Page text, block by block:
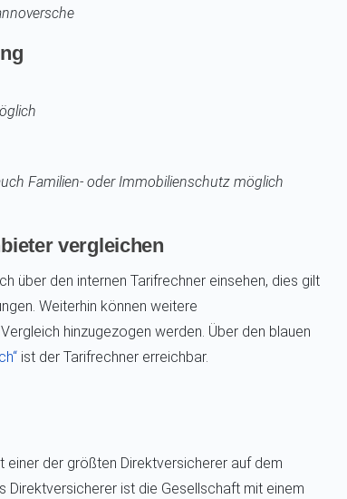
Familien- oder Immobilienschutz möglich
vergleichen
über den internen Tarifrechner einsehen, dies gilt
Weiterhin können weitere
hinzugezogen werden. Über den blauen
ist der Tarifrechner erreichbar.
einer der größten Direktversicherer auf dem
Direktversicherer ist die Gesellschaft mit einem